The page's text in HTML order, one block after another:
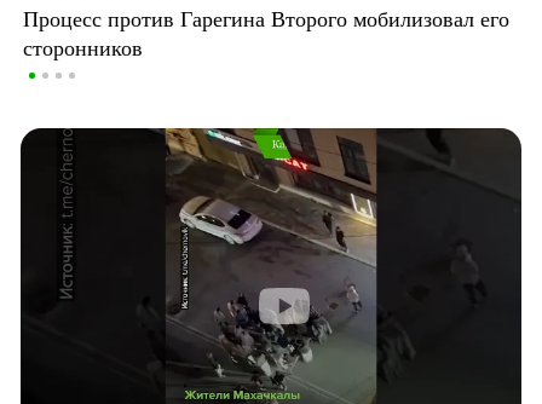
Процесс против Гарегина Второго мобилизовал его
сторонников